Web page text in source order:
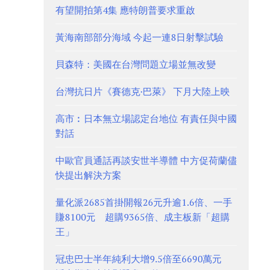
有望開拍第4集 應特朗普要求重啟
黃海南部部分海域 今起一連8日射擊試驗
貝森特：美國在台灣問題立場並無改變
台灣抗日片《賽德克·巴萊》 下月大陸上映
高市︰日本無立場認定台地位 有責任與中國
對話
中歐官員通話再談安世半導體 中方促荷蘭儘
快提出解決方案
量化派2685首掛開報26元升逾1.6倍、一手
賺8100元 超購9365倍、成主板新「超購
王」
冠忠巴士半年純利大增9.5倍至6690萬元